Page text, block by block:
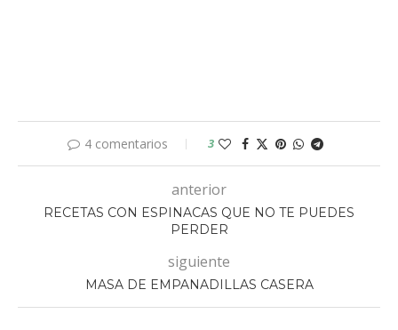
4 comentarios 3
anterior
RECETAS CON ESPINACAS QUE NO TE PUEDES
PERDER
siguiente
MASA DE EMPANADILLAS CASERA